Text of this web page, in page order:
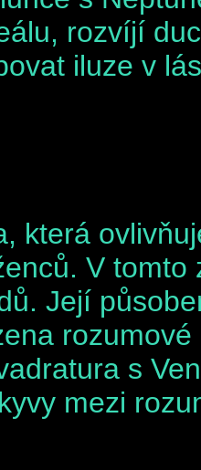
rozvíjí
iluze v
která
V
Její
s
mezi